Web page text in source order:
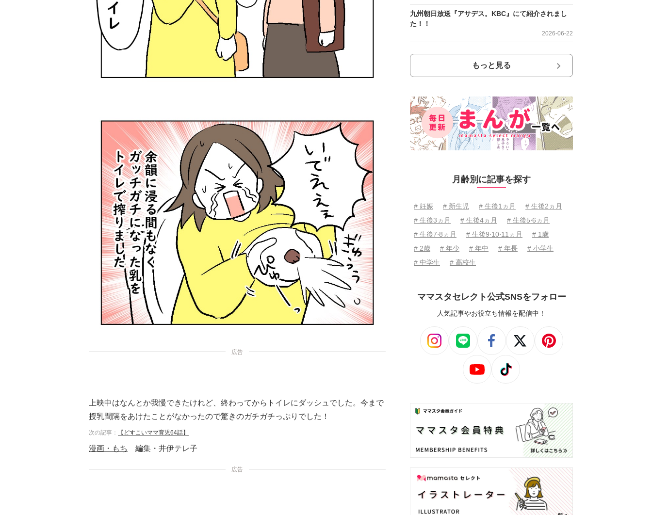
広告
上映中はなんとか我慢できたけれど、終わってからトイレにダッシュでした。今まで
授乳間隔をあけたことがなかったので驚きのガチガチっぷりでした！
次の記事： 【どすこいママ育児64話】
漫画・もち 編集・井伊テレ子
広告
九州朝日放送『アサデス。KBC』にて紹介されまし
た！！
2026-06-22
もっと見る
月齢別に記事を探す
# 妊娠 # 新生児 # 生後1ヵ月
# 生後2ヵ月
# 生後3ヵ月
# 生後4ヵ月
# 生後5⋅6ヵ月
# 生後7⋅8ヵ月
# 生後9⋅10⋅11ヵ月
# 1歳
# 2歳
# 年少 # 年中 # 年長
# 小学生
# 中学生
# 高校生
ママスタセレクト公式SNSをフォロー
人気記事やお役立ち情報を配信中！